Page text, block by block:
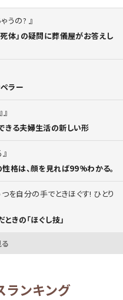
うの?
体」の疑問に葬儀屋がお答えし
ラー
きる夫婦生活の新しい形
格は、顔を見れば99%わかる。
を自分の手でときほぐす! ひとり
きの「ほぐし技」
ランキング